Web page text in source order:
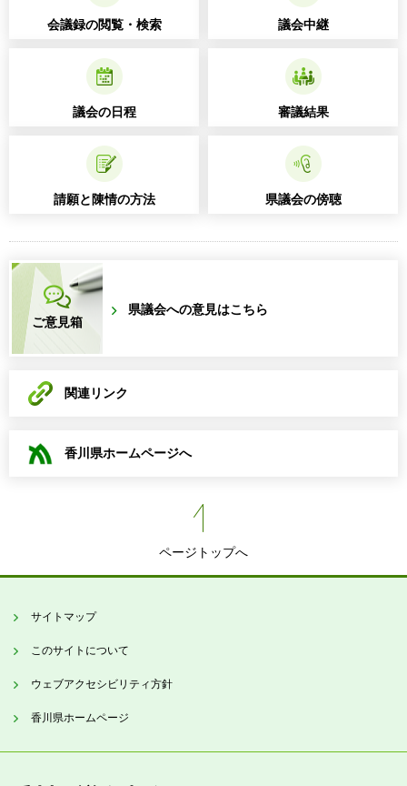
会議録の閲覧・検索 議会中継
議会の日程 審議結果
請願と陳情の方法 県議会の傍聴
ご意見箱
県議会への意見はこちら
関連リンク
香川県ホームページへ
ページトップへ
サイトマップ
このサイトについて
ウェブアクセシビリティ方針
香川県ホームページ